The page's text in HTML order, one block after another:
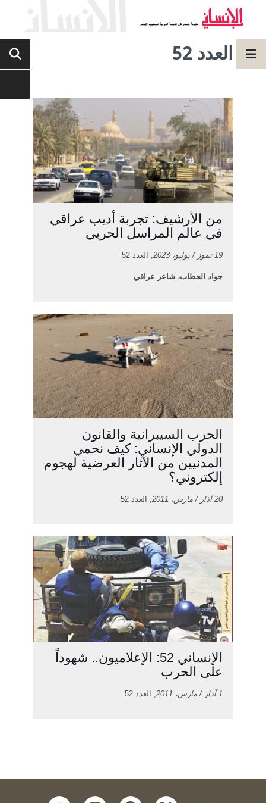
العدد 52
من الأرشيف: تجربة أديب عراقي
في عالم المراسل الحربي
19 تموز / يوليو، 2023 , العدد 52
جواد الحطاب، شاعر عراقي
الحرب السيبرانية والقانون
الدولي الإنساني: كيف نحمي
المدنيين من الآثار العرضية لهجوم
إلكتروني؟
20 آذار / مارس، 2011 , العدد 52
الإنساني 52: الإعلاميون.. شهوداً
على الحرب
1 آذار / مارس، 2011 , العدد 52